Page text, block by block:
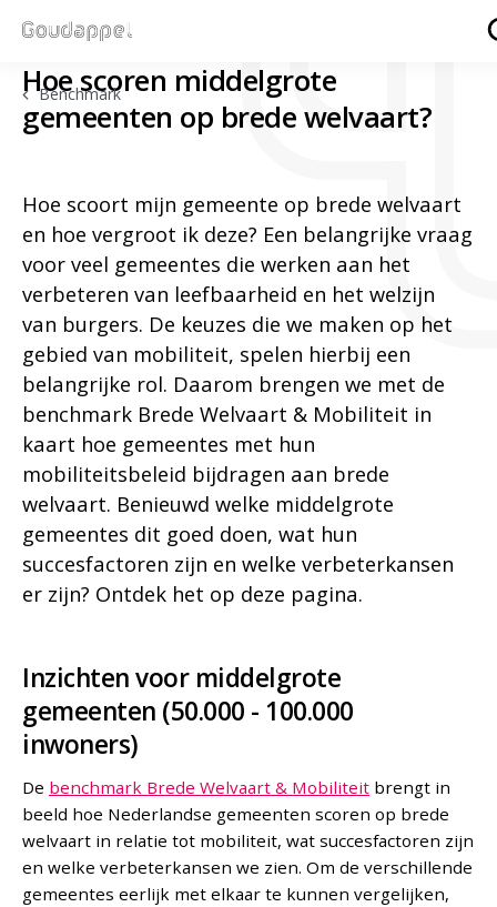
Benchmark
Hoe scoren middelgrote
gemeenten op brede welvaart?
Hoe scoort mijn gemeente op brede welvaart
en hoe vergroot ik deze? Een belangrijke vraag
voor veel gemeentes die werken aan het
verbeteren van leefbaarheid en het welzijn
van burgers. De keuzes die we maken op het
gebied van mobiliteit, spelen hierbij een
belangrijke rol. Daarom brengen we met de
benchmark Brede Welvaart & Mobiliteit in
kaart hoe gemeentes met hun
mobiliteitsbeleid bijdragen aan brede
welvaart. Benieuwd welke middelgrote
gemeentes dit goed doen, wat hun
succesfactoren zijn en welke verbeterkansen
er zijn? Ontdek het op deze pagina.
Inzichten voor middelgrote
gemeenten (50.000 - 100.000
inwoners)
De benchmark Brede Welvaart & Mobiliteit brengt in
beeld hoe Nederlandse gemeenten scoren op brede
welvaart in relatie tot mobiliteit, wat succesfactoren zijn
en welke verbeterkansen we zien. Om de verschillende
gemeentes eerlijk met elkaar te kunnen vergelijken,